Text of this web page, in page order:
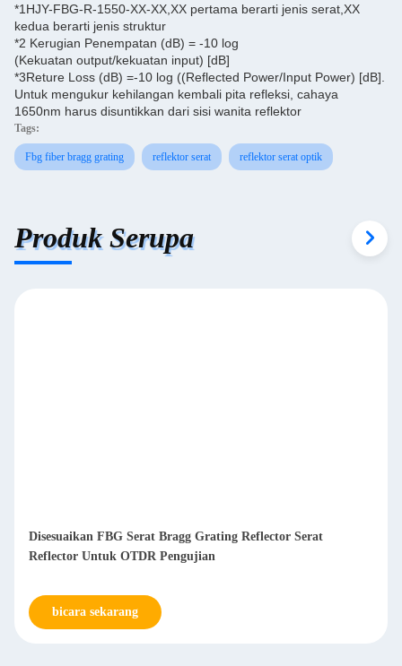
*1HJY-FBG-R-1550-XX-XX,XX pertama berarti jenis serat,XX
kedua berarti jenis struktur
*2 Kerugian Penempatan (dB) = -10 log
(Kekuatan output/kekuatan input) [dB]
*3Reture Loss (dB) =-10 log ((Reflected Power/Input Power) [dB].
Untuk mengukur kehilangan kembali pita refleksi, cahaya
1650nm harus disuntikkan dari sisi wanita reflektor
Tags:
Fbg fiber bragg grating reflektor serat reflektor serat optik
Produk Serupa
Disesuaikan FBG Serat Bragg Grating Reflector Serat
Reflector Untuk OTDR Pengujian
bicara sekarang